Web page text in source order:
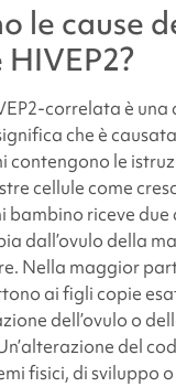
le cause
?
correlataè una
che è
contengono le
cellule come
bambino riceve due
dall’ovulo della
Nella maggior
ai figli copie
dell’ovulo o
del
fisici, di sviluppo